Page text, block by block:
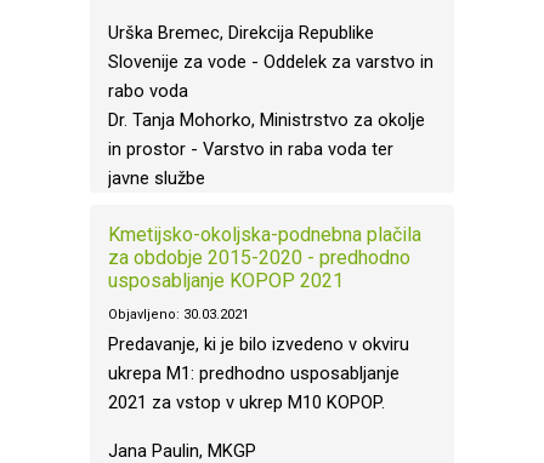
Urška Bremec, Direkcija Republike
Slovenije za vode - Oddelek za varstvo in
rabo voda
Dr. Tanja Mohorko, Ministrstvo za okolje
in prostor - Varstvo in raba voda ter
javne službe
Kmetijsko-okoljska-podnebna plačila
za obdobje 2015-2020 - predhodno
usposabljanje KOPOP 2021
Objavljeno: 30.03.2021
Predavanje, ki je bilo izvedeno v okviru
ukrepa M1: predhodno usposabljanje
2021 za vstop v ukrep M10 KOPOP.
Jana Paulin, MKGP